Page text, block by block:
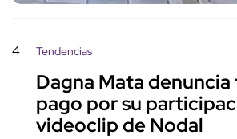
4 Tendencias
Dagna Mata
pago por su
videoclip de Nodal